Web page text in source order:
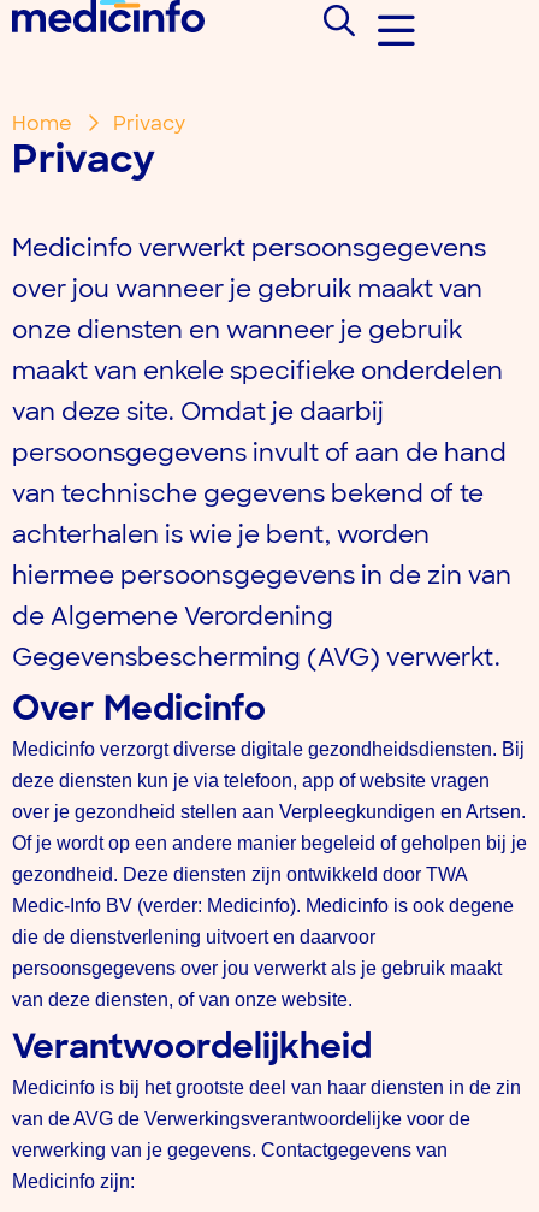
Home Privacy
Privacy
Medicinfo verwerkt persoonsgegevens
over jou wanneer je gebruik maakt van
onze diensten en wanneer je gebruik
maakt van enkele specifieke onderdelen
van deze site. Omdat je daarbij
persoonsgegevens invult of aan de hand
van technische gegevens bekend of te
achterhalen is wie je bent, worden
hiermee persoonsgegevens in de zin van
de Algemene Verordening
Gegevensbescherming (AVG) verwerkt.
Over Medicinfo
Medicinfo verzorgt diverse digitale gezondheidsdiensten. Bij
deze diensten kun je via telefoon, app of website vragen
over je gezondheid stellen aan Verpleegkundigen en Artsen.
Of je wordt op een andere manier begeleid of geholpen bij je
gezondheid. Deze diensten zijn ontwikkeld door TWA
Medic-Info BV (verder: Medicinfo). Medicinfo is ook degene
die de dienstverlening uitvoert en daarvoor
persoonsgegevens over jou verwerkt als je gebruik maakt
van deze diensten, of van onze website.
Verantwoordelijkheid
Medicinfo is bij het grootste deel van haar diensten in de zin
van de AVG de Verwerkingsverantwoordelijke voor de
verwerking van je gegevens. Contactgegevens van
Medicinfo zijn: